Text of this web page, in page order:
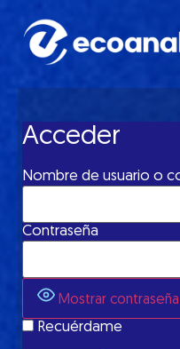
Acceder
Nombre de usuario o
Contraseña
Mostrar contraseña
Recuérdame